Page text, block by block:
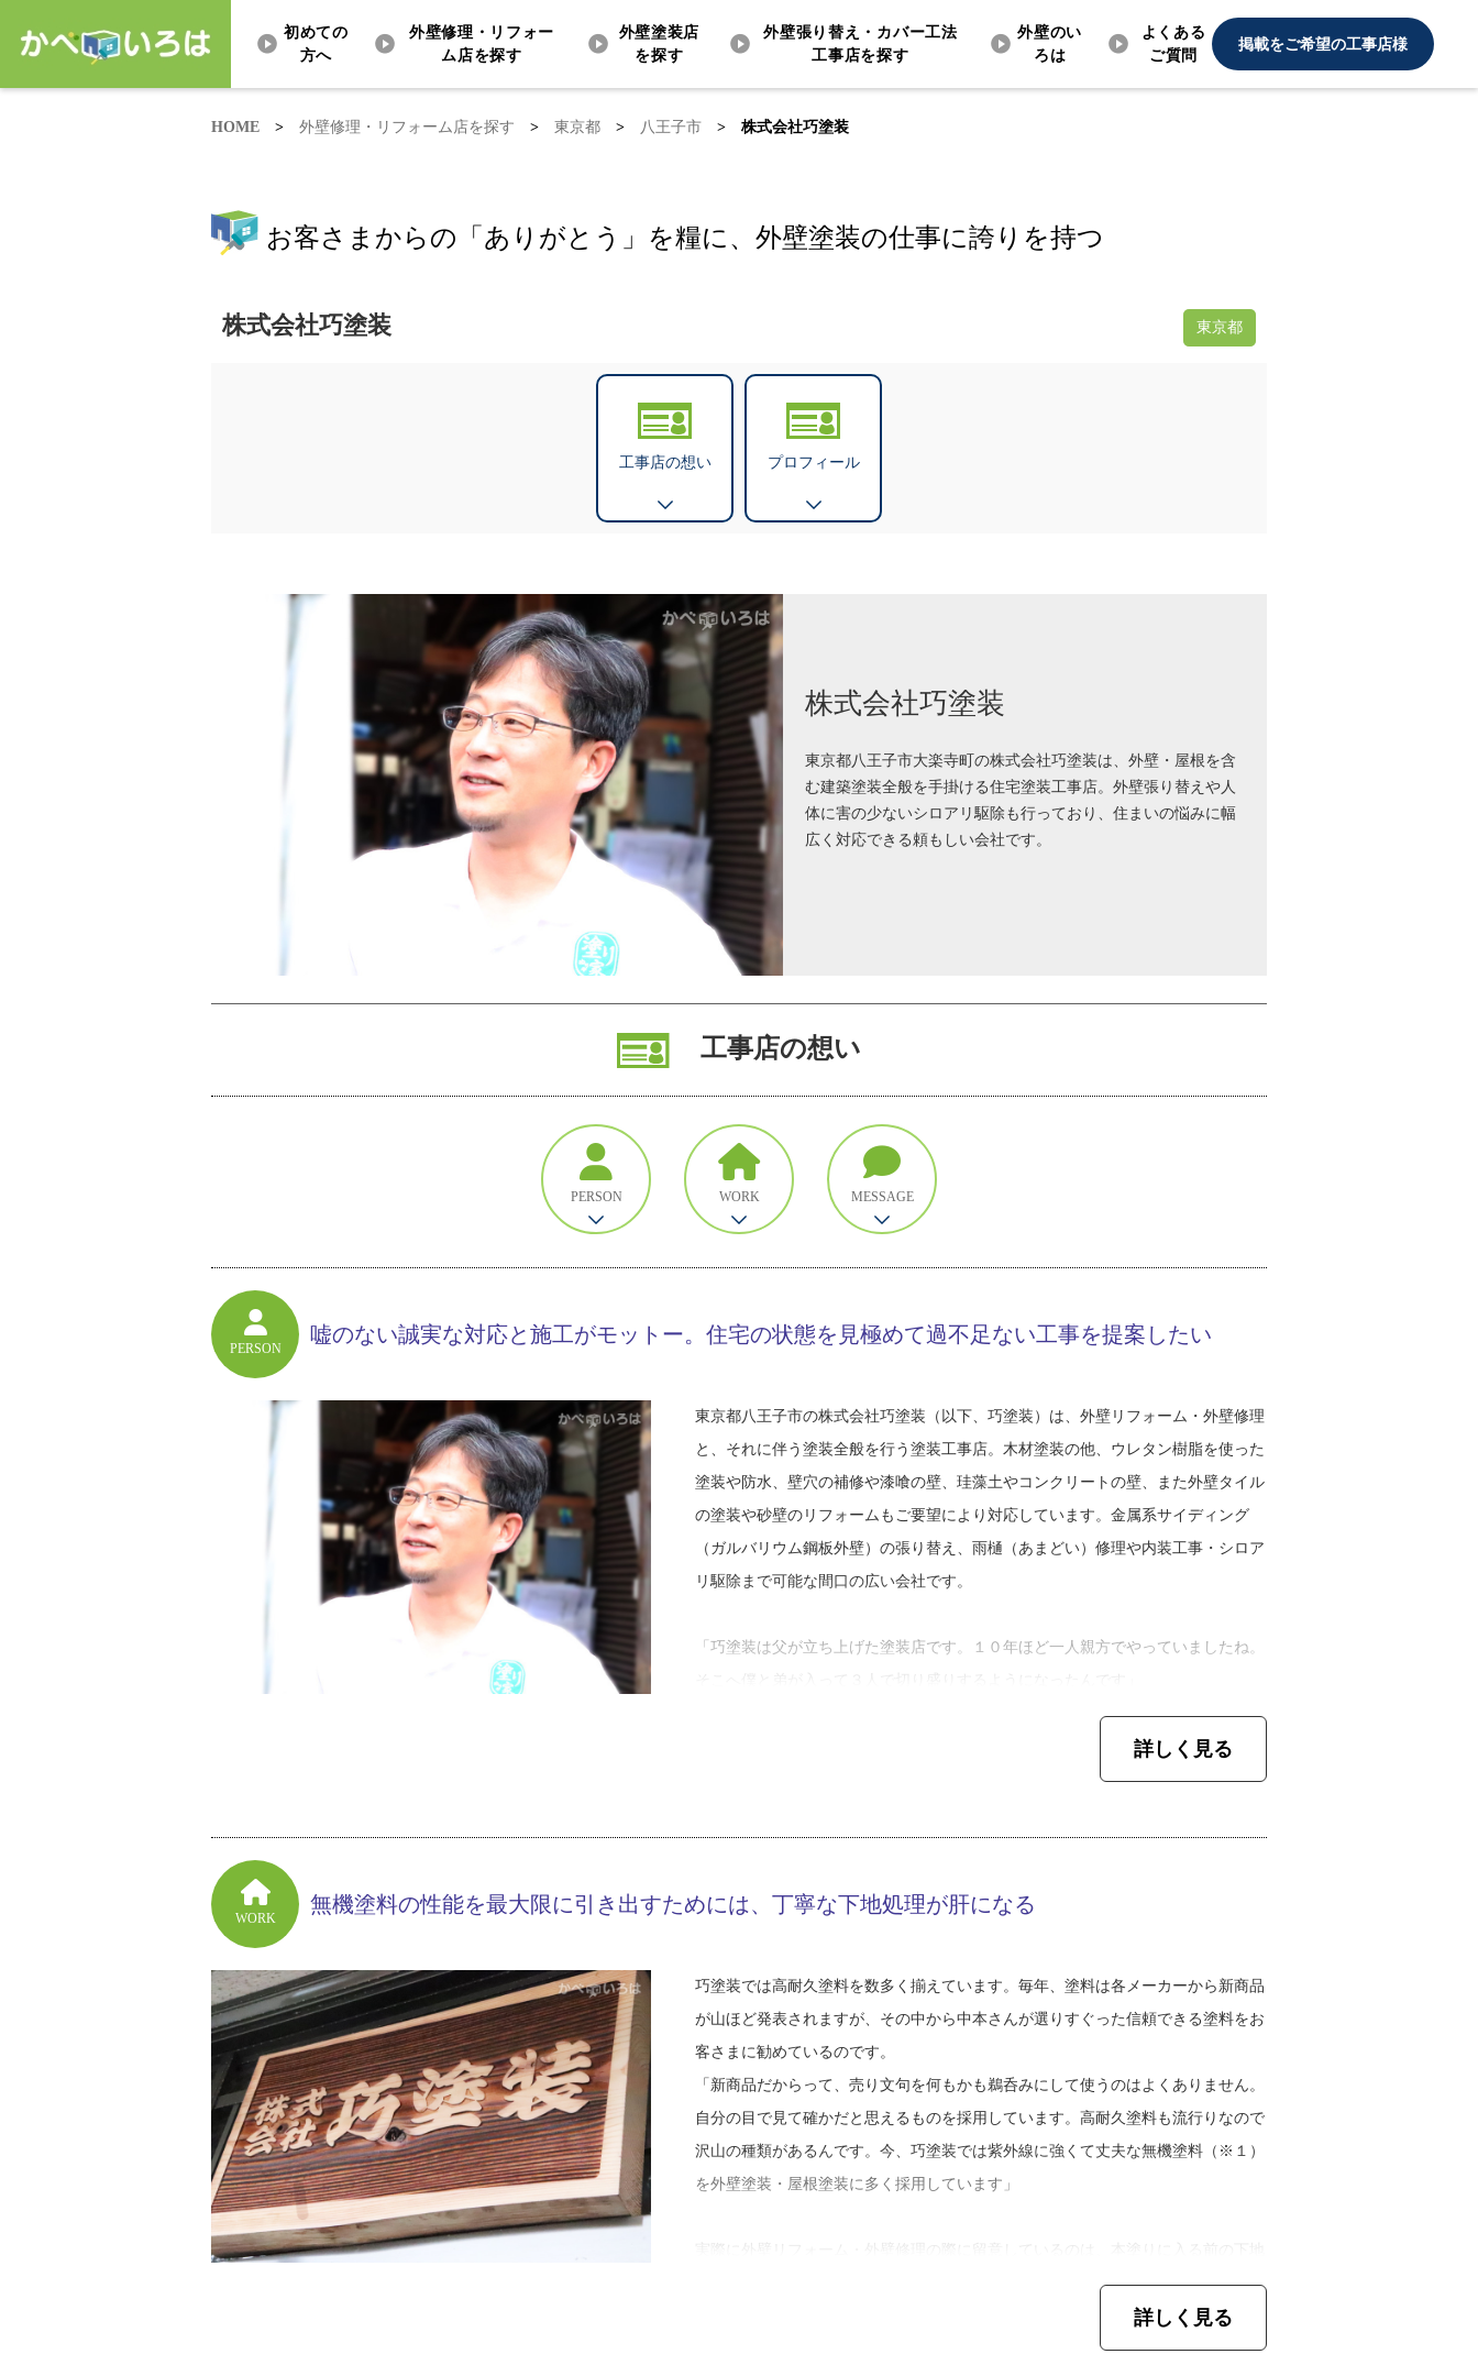
初めての
方へ
外壁修理・リフォー
ム店を探す
外壁塗装店
を探す
外壁張り替え・カバー工法
工事店を探す
外壁のい
ろは
よくある
ご質問
掲載をご希望の工事店様
HOME > 外壁修理・リフォーム店を探す > 東京都 > 八王子市 > 株式会社巧塗装
お客さまからの「ありがとう」を糧に、外壁塗装の仕事に誇りを持つ
株式会社巧塗装 東京都
工事店の想い プロフィール
株式会社巧塗装
東京都八王子市大楽寺町の株式会社巧塗装は、外壁・屋根を含
む建築塗装全般を手掛ける住宅塗装工事店。外壁張り替えや人
体に害の少ないシロアリ駆除も行っており、住まいの悩みに幅
広く対応できる頼もしい会社です。
工事店の想い
PERSON WORK MESSAGE
PERSON
嘘のない誠実な対応と施工がモットー。住宅の状態を見極めて過不足ない工事を提案したい
東京都八王子市の株式会社巧塗装（以下、巧塗装）は、外壁リフォーム・外壁修理
と、それに伴う塗装全般を行う塗装工事店。木材塗装の他、ウレタン樹脂を使った
塗装や防水、壁穴の補修や漆喰の壁、珪藻土やコンクリートの壁、また外壁タイル
の塗装や砂壁のリフォームもご要望により対応しています。金属系サイディング
（ガルバリウム鋼板外壁）の張り替え、雨樋（あまどい）修理や内装工事・シロア
リ駆除まで可能な間口の広い会社です。
「巧塗装は父が立ち上げた塗装店です。１０年ほど一人親方でやっていましたね。
会社のこれまでを振り返る代表取締役の中本裕司さん（以下、中本さん）は、巧塗
装の二代目経営者。２００７年、３２歳の時に父から代替わりし、２０１１年に法
「基本的には『お客さまの望む施工をする』が第一ですね。例えば、外壁の劣化で
せてしまっては、ほんの数年で再びメンテナンスが必要になると判断したら、張り
替えやカバー工法を提案しています。その家にとって本当に必要な施工を見極め
て、見積もりも３パターンくらい提出しているんです」
詳しく見る
WORK
無機塗料の性能を最大限に引き出すためには、丁寧な下地処理が肝になる
巧塗装では高耐久塗料を数多く揃えています。毎年、塗料は各メーカーから新商品
が山ほど発表されますが、その中から中本さんが選りすぐった信頼できる塗料をお
客さまに勧めているのです。
「新商品だからって、売り文句を何もかも鵜呑みにして使うのはよくありません。
自分の目で見て確かだと思えるものを採用しています。高耐久塗料も流行りなので
沢山の種類があるんです。今、巧塗装では紫外線に強くて丈夫な無機塗料（※１）
を外壁塗装・屋根塗装に多く採用しています」
処理。目利きした塗料の効果を発揮させるためには、丁寧に施工した下地が不可欠
「せっかくの選定した無機塗料、生かすも殺すも下地次第です。下地づくりは職人
詳しく見る